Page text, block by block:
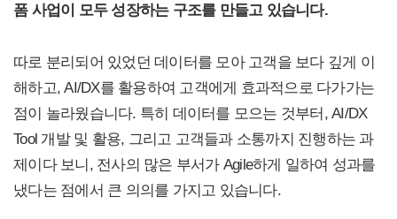
폼 사업이 모두 성장하는 구조를 만들고 있습니다.
따로 분리되어 있었던 데이터를 모아 고객을 보다 깊게 이
해하고, AI/DX를 활용하여 고객에게 효과적으로 다가가는
점이 놀라웠습니다. 특히 데이터를 모으는 것부터, AI/DX
Tool 개발 및 활용, 그리고 고객들과 소통까지 진행하는 과
제이다 보니, 전사의 많은 부서가 Agile하게 일하여 성과를
냈다는 점에서 큰 의의를 가지고 있습니다.